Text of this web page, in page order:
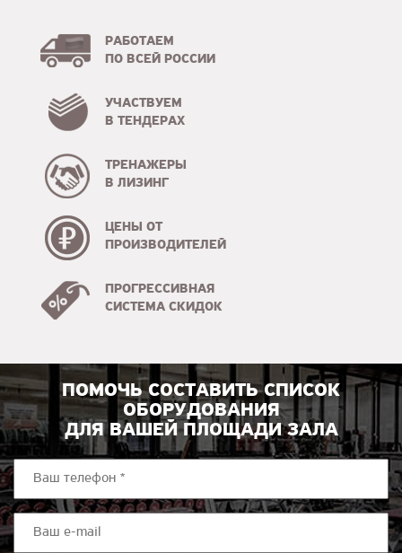
РАБОТАЕМ
ПО ВСЕЙ РОССИИ
УЧАСТВУЕМ
В ТЕНДЕРАХ
ТРЕНАЖЕРЫ
В ЛИЗИНГ
ЦЕНЫ ОТ
ПРОИЗВОДИТЕЛЕЙ
ПРОГРЕССИВНАЯ
СИСТЕМА СКИДОК
ПОМОЧЬ СОСТАВИТЬ СПИСОК
ОБОРУДОВАНИЯ
ДЛЯ ВАШЕЙ ПЛОЩАДИ ЗАЛА